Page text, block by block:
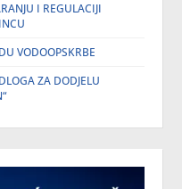
I REGULACIJI
VODOOPSKRBE
ZA DODJELU